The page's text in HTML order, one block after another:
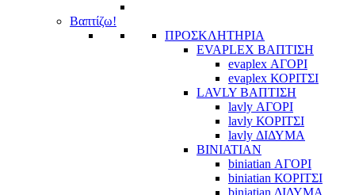
Βαπτίζω!
ΠΡΟΣΚΛΗΤΗΡΙΑ
EVAPLEX ΒΑΠΤΙΣΗ
evaplex ΑΓΟΡΙ
evaplex ΚΟΡΙΤΣΙ
LAVLY ΒΑΠΤΙΣΗ
lavly ΑΓΟΡΙ
lavly ΚΟΡΙΤΣΙ
lavly ΔΙΔΥΜΑ
BINIATIAN
biniatian ΑΓΟΡΙ
biniatian ΚΟΡΙΤΣΙ
biniatian ΔΙΔΥΜΑ